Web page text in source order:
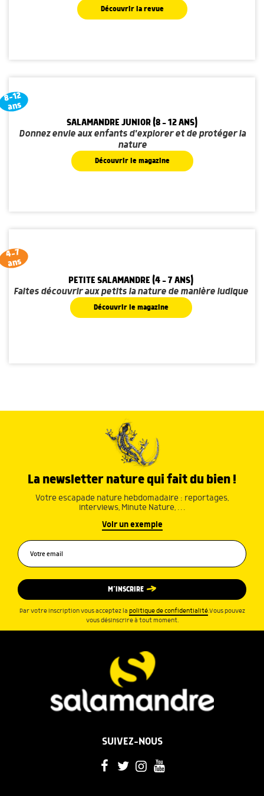
Découvrir la revue
8-12
ans
SALAMANDRE JUNIOR (8 - 12 ANS)
Donnez envie aux enfants d'explorer et de protéger la
nature
Découvrir le magazine
4-7
ans
PETITE SALAMANDRE (4 - 7 ANS)
Faites découvrir aux petits la nature de manière ludique
Découvrir le magazine
La newsletter nature qui fait du bien !
Votre escapade nature hebdomadaire : reportages,
interviews, Minute Nature, …
Voir un exemple
M’INSCRIRE
Par votre inscription vous acceptez la politique de confidentialité.Vous pouvez
vous désinscrire à tout moment.
SUIVEZ-NOUS